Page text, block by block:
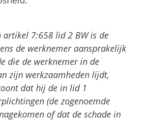
artikel 7:658 lid 2 BW is de
de werknemer aansprakelijk
die de werknemer in de
zijn werkzaamheden lijdt,
dat hij de in lid 1
(de zogenoemde
of dat de schade in